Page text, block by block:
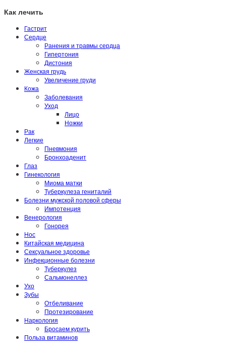
Как лечить
Гастрит
Сердце
Ранения и травмы сердца
Гипертония
Дистония
Женская грудь
Увеличение груди
Кожа
Заболевания
Уход
Лицо
Ножки
Рак
Легкие
Пневмония
Бронхоаденит
Глаз
Гинекология
Миома матки
Туберкулеза гениталий
Болезни мужской половой сферы
Импотенция
Венерология
Гонорея
Нос
Китайская медицина
Сексуальное здоровье
Инфекционные болезни
Туберкулез
Сальмонеллез
Ухо
Зубы
Отбеливание
Протезирование
Наркология
Бросаем курить
Польза витаминов